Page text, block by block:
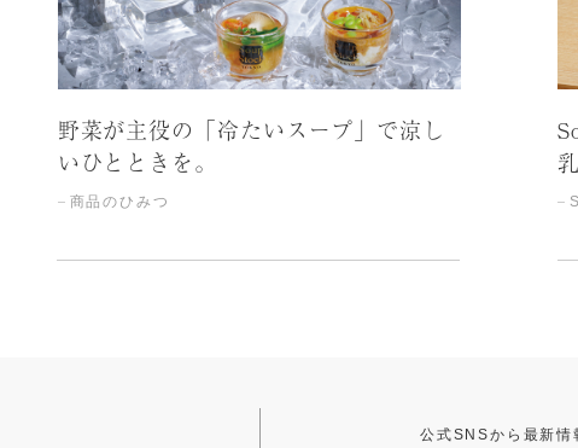
野菜が主役の「冷たいスープ」で涼し
いひとときを。
商品のひみつ
公式SNSから最新情